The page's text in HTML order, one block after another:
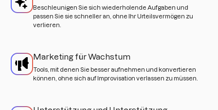
Beschleunigen Sie sich wiederholende Aufgaben und
passen Sie sie schneller an, ohne Ihr Urteilsvermögen zu
verlieren.
Marketing für Wachstum
Tools, mit denen Sie besser aufnehmen und konvertieren
können, ohne sich auf Improvisation verlassen zu müssen.